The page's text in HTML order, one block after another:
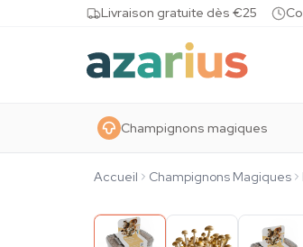
Skip to contentLivraison gratuite dès €25
Champignons magiques
Accueil Champignons Magiques